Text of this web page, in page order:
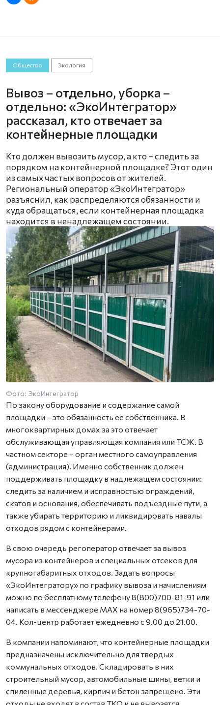
Общество Экология
Вывоз – отдельно, уборка –
отдельно: «ЭкоИнтегратор»
рассказал, кто отвечает за
контейнерные площадки
Кто должен вывозить мусор, а кто – следить за
порядком на контейнерной площадке? Этот один
из самых частых вопросов от жителей.
Региональный оператор «ЭкоИнтегратор»
разъяснил, как распределяются обязанности и
куда обращаться, если контейнерная площадка
находится в ненадлежащем состоянии.
Фото: ЭкоИнтегратор
По закону оборудование и содержание самой
площадки – это обязанность ее собственника. В
многоквартирных домах за это отвечает
обслуживающая управляющая компания или ТСЖ. В
частном секторе – орган местного самоуправления
(администрация). Именно собственник должен
поддерживать площадку в надлежащем состоянии:
следить за наличием и исправностью ограждений,
скатов и основания, обеспечивать подъездные пути, а
также убирать территорию и ликвидировать навалы
отходов рядом с контейнерами.
В свою очередь регоператор отвечает за вывоз
мусора из контейнеров и специальных отсеков для
крупногабаритных отходов. Задать вопросы
«ЭкоИнтегратору» по графику вывоза и начислениям
можно по бесплатному телефону 8(800)700-81-91 или
написать в мессенджере MAX на номер 8(965)734-70-
04. Кол-центр работает ежедневно с 9.00 до 21.00.
В компании напоминают, что контейнерные площадки
предназначены исключительно для твердых
коммунальных отходов. Складировать в них
строительный мусор, автомобильные шины, ветки и
спиленные деревья, кирпич и бетон запрещено. Эти
отходы не входят в состав ТКО и не вывозятся